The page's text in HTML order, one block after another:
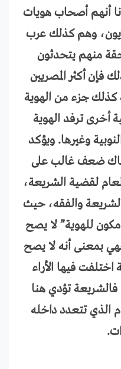
أنهم أصحاب هويات
وهم كذلك عرب
منهم يتحدثون
فإن أكثر المصريين
كذلك جزء من الهوية
أخرى ترفد الهوية
وغيرها. ويؤكد
ضعف غالب على
لقضية الشريعة،
والفقه، حيث
للهوية” لا يصح
بمعنى أنه لا يصح
فيها الأراء
فالشريعة تؤدي هنا
الذي تتعدد داخله